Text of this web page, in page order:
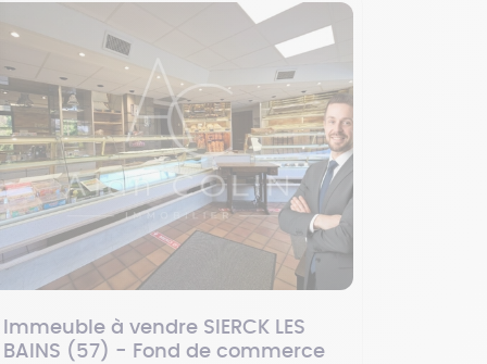
Immeuble à vendre SIERCK LES
BAINS (57) - Fond de commerce